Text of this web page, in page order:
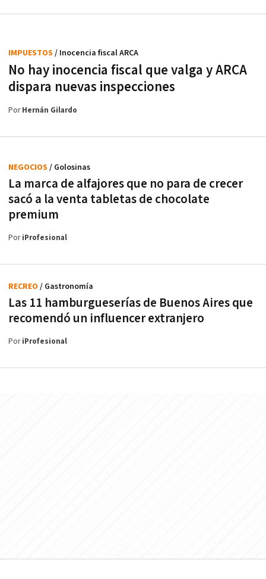
No hay inocencia fiscal que valga y ARCA
dispara nuevas inspecciones
IMPUESTOS / Inocencia fiscal ARCA
PorHernán Gilardo
La marca de alfajores que no para de crecer
sacó a la venta tabletas de chocolate
premium
NEGOCIOS / Golosinas
PoriProfesional
Las 11 hamburgueserías de Buenos Aires que
recomendó un influencer extranjero
RECREO / Gastronomía
PoriProfesional